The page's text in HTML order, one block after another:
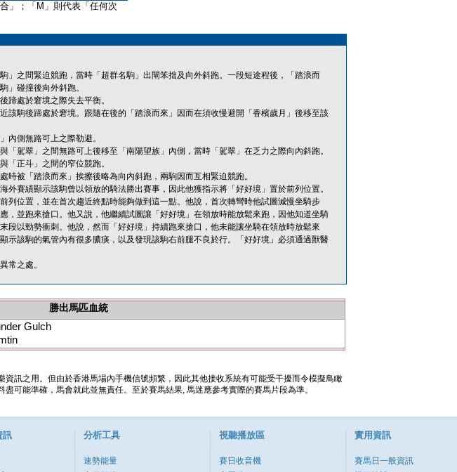
」；「M」則代表「任何次
」之間緊迫競跑，當時「超群名駒」出閘笨拙及向外斜跑。一段短途程後，「踏浪而
」碰撞後向外斜跑。
蹄處於窘境之際失去平衡。
該駒後蹄處於窘境。跟隨在後的「踏浪而來」因而在須收慢避開「香檳歲月」後移至該
內側無路可上之際勒避。
「駕翠」之間無路可上後移至「南陽望族」內側，當時「駕翠」在乏力之際向內斜跑。
「正斗」之間的窄位競跑。
時被「踏浪而來」挨擦後略為向內斜跑，兩駒因而互相緊迫競跑。
外賽績顯示該駒曾以領放的騎法勝出賽事，因此他獲指示將「好好境」置於前列位置。
列位置，並在首次趨近終點時能夠做到這一點。他說，首次轉彎時他試圖減慢坐騎步
，並跑來搶口。他又說，他繼續試圖讓「好好境」在領放時能放鬆來跑，因他知道坐騎
段以勁勢衝刺。他說，然而「好好境」持續跑來搶口，他未能讓坐騎在領放時放鬆來
示該駒的氣管內有很多膿痰，以及發現該駒右前腿不良於行。「好好境」必須通過獸醫
常之處。
勝出馬匹血統
Gulch
訊之用。但由於香港馬場內手機信號頻繁，因此其他接收系統有可能受干擾而令模擬鳥瞰
可能準確，馬會就此並無責任。至於賽馬結果, 馬迷應參考實際的賽馬片段為準。
訊 分析工具
速勢能量
視聽播放區
賽日收音機
實用資訊
賽馬日一般資訊